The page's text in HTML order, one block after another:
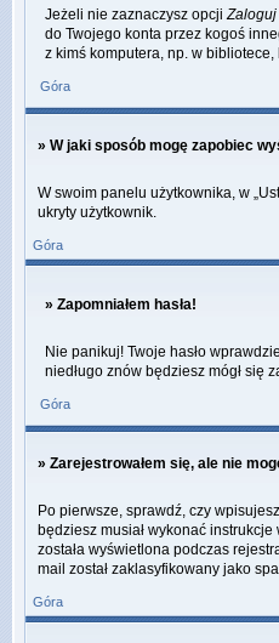
Jeżeli nie zaznaczysz opcji
do Twojego konta przez kogoś
z kimś komputera, np. w
Góra
» W jaki sposób mogę zapobiec
W swoim panelu użytkownika, w
ukryty użytkownik.
Góra
» Zapomniałem hasła!
Nie panikuj! Twoje hasło
niedługo znów będziesz mógł się
Góra
» Zarejestrowałem się, ale nie
Po pierwsze, sprawdź, czy
będziesz musiał wykonać
została wyświetlona podczas
mail został zaklasyfikowany jako
Góra